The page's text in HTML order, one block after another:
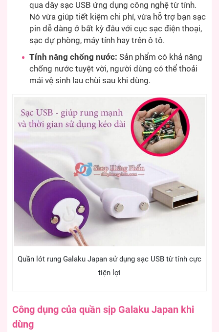
qua dây sạc USB ứng dụng công nghệ từ tính.
Nó vừa giúp tiết kiệm chi phí, vừa hỗ trợ bạn sạc
pin dễ dàng ở bất kỳ đâu với cục sạc điện thoại,
sạc dự phòng, máy tính hay trên ô tô.
Tính năng chống nước: Sản phẩm có khả năng
chống nước tuyệt vời, người dùng có thể thoải
mái vệ sinh lau chùi sau khi dùng.
Quần lót rung Galaku Japan sử dụng sạc USB từ tính cực
tiện lợi
Công dụng của quần sịp Galaku Japan khi
dùng